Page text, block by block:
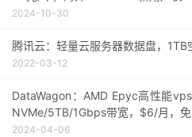
2024-10-30
腾讯云：轻量云服务器数据盘，
2022-03-12
DataWagon：AMD Epyc高性能
NVMe/5TB/1Gbps带宽，$6/月，
2024-04-06